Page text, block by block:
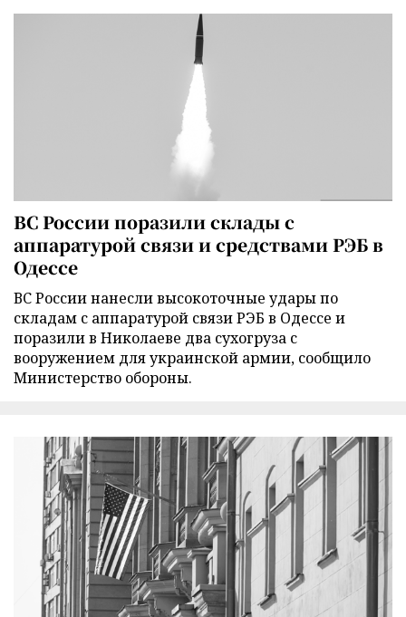
ВС России поразили склады с
аппаратурой связи и средствами РЭБ в
Одессе
ВС России нанесли высокоточные удары по
складам с аппаратурой связи РЭБ в Одессе и
поразили в Николаеве два сухогруза с
вооружением для украинской армии, сообщило
Министерство обороны.